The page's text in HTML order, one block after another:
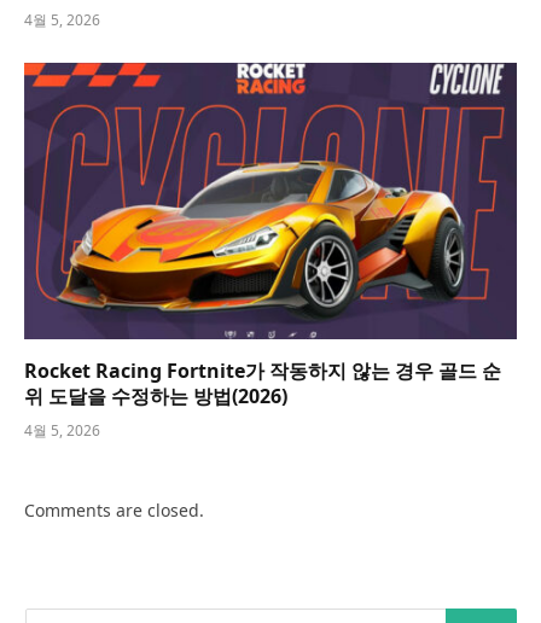
4월 5, 2026
Rocket Racing Fortnite가 작동하지 않는 경우 골드 순
위 도달을 수정하는 방법(2026)
4월 5, 2026
Comments are closed.